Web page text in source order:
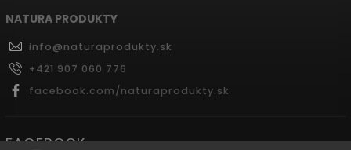
NATURA PRODUKTY
info@naturaprodukty.sk
+421 907 060 776
facebook.com/naturaprodukty.sk
FACEBOOK